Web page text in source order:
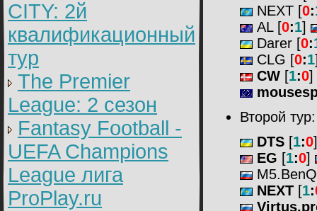
CITY: 2й
квалификационный
тур
The Premier
League: 2 cезон
Fantasy Football -
UEFA Champions
League лига
ProPlay.ru
NEXT [0:
AL [0:1]
Darer [0:
CLG [0:1
CW [1:0]
Второй тур:
DTS [1:0]
EG [1:0]
NEXT [1: